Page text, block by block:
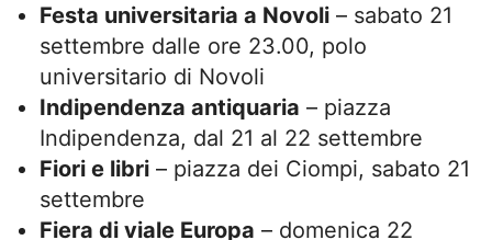
Festa universitaria a Novoli – sabato 21
settembre dalle ore 23.00, polo
universitario di Novoli
Indipendenza antiquaria – piazza
Indipendenza, dal 21 al 22 settembre
Fiori e libri – piazza dei Ciompi, sabato 21
settembre
Fiera di viale Europa – domenica 22